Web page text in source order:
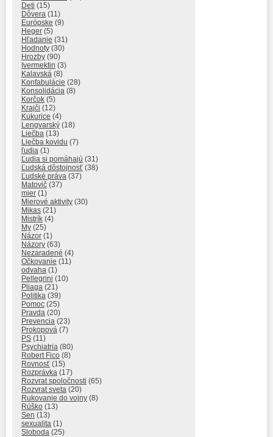
Deti (15)
Dôvera (11)
Európske (9)
Heger (5)
Hľadanie (31)
Hodnoty (30)
Hrozby (90)
Ivermektin (3)
Kalavská (8)
Konfabulácie (28)
Konsolidácia (8)
Korčok (5)
Krajči (12)
Kukurice (4)
Lengvarský (18)
Liečba (13)
Liečba kovidu (7)
ľudia (1)
Ľudia si pomáhajú (31)
Ľudská dôstojnosť (38)
Ľudské práva (37)
Matovič (37)
mier (1)
Mierové aktivity (30)
Mikas (21)
Mistrík (4)
My (25)
Názor (1)
Názory (63)
Nezaradené (4)
Očkovanie (11)
odvaha (1)
Pellegrini (10)
Pliaga (21)
Politika (39)
Pomoc (25)
Pravda (20)
Prevencia (23)
Prokopová (7)
PS (11)
Psychiatria (80)
Robert Fico (8)
Rovnosť (15)
Rozprávka (17)
Rozvrat spoločnosti (65)
Rozvrat sveta (20)
Rukovanie do vojny (8)
Rúško (13)
Sen (13)
sexualita (1)
Sloboda (25)